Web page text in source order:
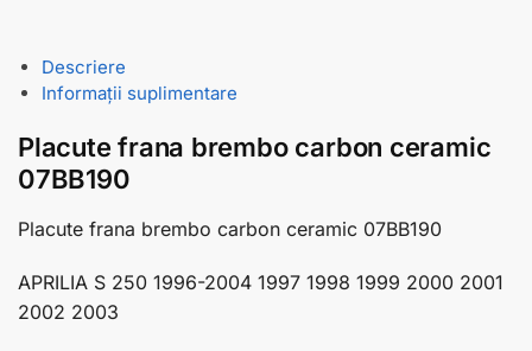
Descriere
Informații suplimentare
Placute frana brembo carbon ceramic
07BB190
Placute frana brembo carbon ceramic 07BB190
APRILIA S 250 1996-2004 1997 1998 1999 2000 2001
2002 2003